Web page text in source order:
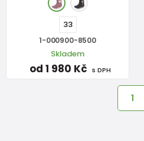
33
1-000900-8500
Skladem
od 1 980 Kč s DPH
1